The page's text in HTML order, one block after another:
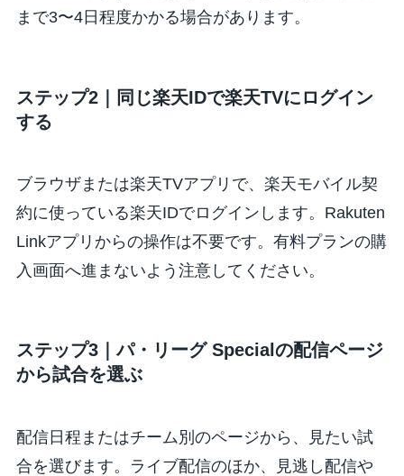
まで3〜4日程度かかる場合があります。
ステップ2｜同じ楽天IDで楽天TVにログイン
する
ブラウザまたは楽天TVアプリで、楽天モバイル契
約に使っている楽天IDでログインします。Rakuten
Linkアプリからの操作は不要です。有料プランの購
入画面へ進まないよう注意してください。
ステップ3｜パ・リーグ Specialの配信ページ
から試合を選ぶ
配信日程またはチーム別のページから、見たい試
合を選びます。ライブ配信のほか、見逃し配信や